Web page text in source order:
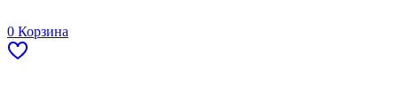
0 Корзина